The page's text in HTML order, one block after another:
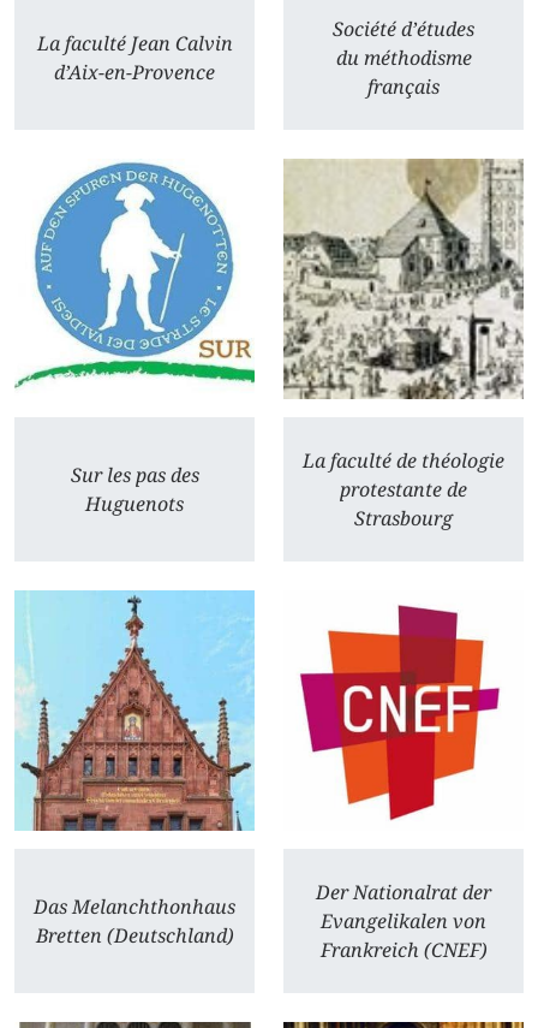
La faculté Jean Calvin
d’Aix-en-Provence
Société d’études
du méthodisme
français
Sur les pas des
Huguenots
La faculté de théologie
protestante de
Strasbourg
Das Melanchthonhaus
Bretten (Deutschland)
Der Nationalrat der
Evangelikalen von
Frankreich (CNEF)